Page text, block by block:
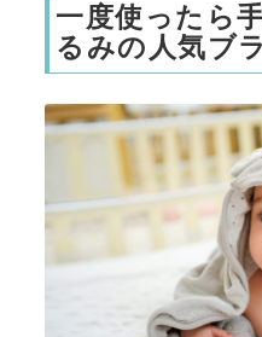
一度使ったら
るみの人気ブ